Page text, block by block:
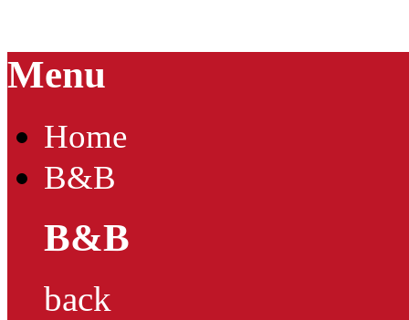
Menu
Home
B&B
B&B
back